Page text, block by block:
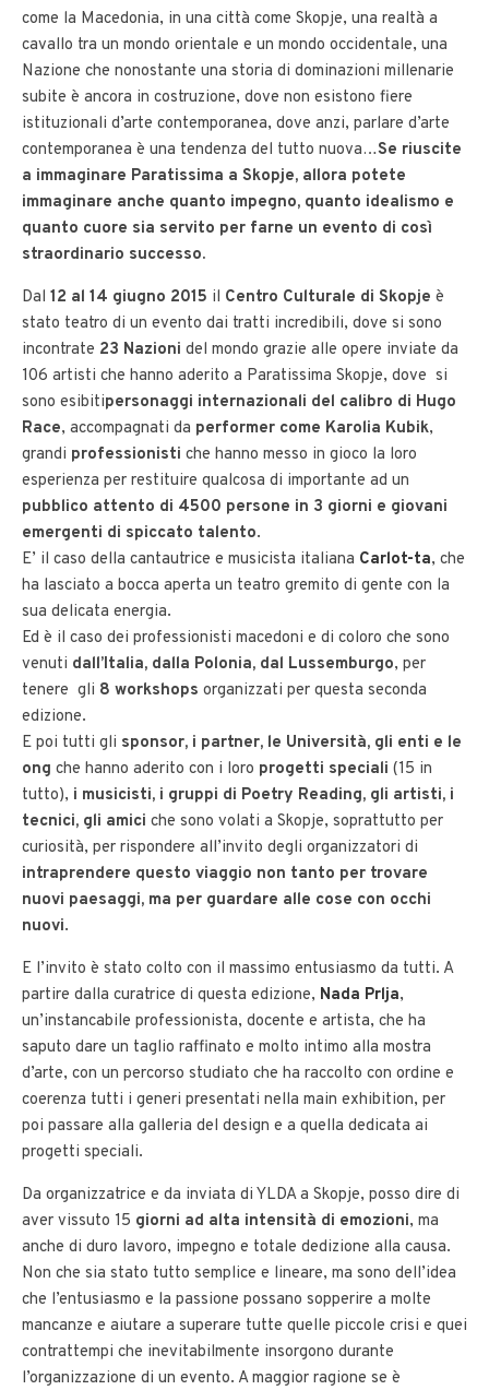
come la Macedonia, in una città come Skopje, una realtà a
cavallo tra un mondo orientale e un mondo occidentale, una
Nazione che nonostante una storia di dominazioni millenarie
subite è ancora in costruzione, dove non esistono fiere
istituzionali d’arte contemporanea, dove anzi, parlare d’arte
contemporanea è una tendenza del tutto nuova…Se riuscite
a immaginare Paratissima a Skopje, allora potete
immaginare anche quanto impegno, quanto idealismo e
quanto cuore sia servito per farne un evento di così
straordinario successo.
Dal 12 al 14 giugno 2015 il Centro Culturale di Skopje è
stato teatro di un evento dai tratti incredibili, dove si sono
incontrate 23 Nazioni del mondo grazie alle opere inviate da
106 artisti che hanno aderito a Paratissima Skopje, dove si
sono esibitipersonaggi internazionali del calibro di Hugo
Race, accompagnati da performer come Karolia Kubik,
grandi professionisti che hanno messo in gioco la loro
esperienza per restituire qualcosa di importante ad un
pubblico attento di 4500 persone in 3 giorni e giovani
emergenti di spiccato talento.
E’ il caso della cantautrice e musicista italiana Carlot-ta, che
ha lasciato a bocca aperta un teatro gremito di gente con la
sua delicata energia.
Ed è il caso dei professionisti macedoni e di coloro che sono
venuti dall’Italia, dalla Polonia, dal Lussemburgo, per
tenere gli 8 workshops organizzati per questa seconda
edizione.
E poi tutti gli sponsor, i partner, le Università, gli enti e le
ong che hanno aderito con i loro progetti speciali (15 in
tutto), i musicisti, i gruppi di Poetry Reading, gli artisti, i
tecnici, gli amici che sono volati a Skopje, soprattutto per
curiosità, per rispondere all’invito degli organizzatori di
intraprendere questo viaggio non tanto per trovare
nuovi paesaggi, ma per guardare alle cose con occhi
nuovi.
E l’invito è stato colto con il massimo entusiasmo da tutti. A
partire dalla curatrice di questa edizione, Nada Prlja,
un’instancabile professionista, docente e artista, che ha
saputo dare un taglio raffinato e molto intimo alla mostra
d’arte, con un percorso studiato che ha raccolto con ordine e
coerenza tutti i generi presentati nella main exhibition, per
poi passare alla galleria del design e a quella dedicata ai
progetti speciali.
Da organizzatrice e da inviata di YLDA a Skopje, posso dire di
aver vissuto 15 giorni ad alta intensità di emozioni, ma
anche di duro lavoro, impegno e totale dedizione alla causa.
Non che sia stato tutto semplice e lineare, ma sono dell’idea
che l’entusiasmo e la passione possano sopperire a molte
mancanze e aiutare a superare tutte quelle piccole crisi e quei
contrattempi che inevitabilmente insorgono durante
l’organizzazione di un evento. A maggior ragione se è